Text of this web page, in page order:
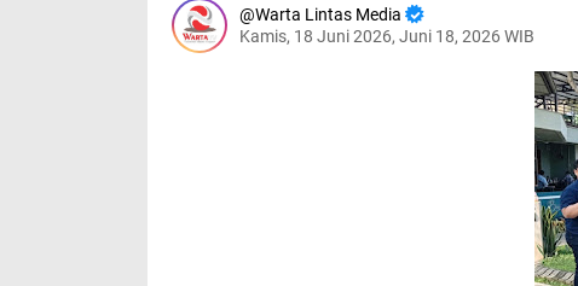
Warta Lintas Media
Kamis, 18 Juni 2026, Juni 18, 2026 WIB